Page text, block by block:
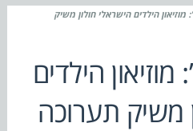
מוזיאון הילדים הישראלי חולון משיק
הילדים
משיק תערוכה